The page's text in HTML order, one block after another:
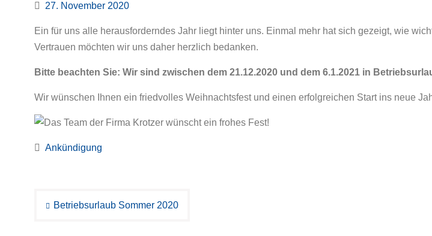
27. November 2020
Ein für uns alle herausforderndes Jahr liegt hinter uns. Einmal mehr hat sich gezeigt, wie
Vertrauen möchten wir uns daher herzlich bedanken.
Bitte beachten Sie: Wir sind zwischen dem 21.12.2020 und dem 6.1.2021 in
Wir wünschen Ihnen ein friedvolles Weihnachtsfest und einen erfolgreichen Start ins neue
Ankündigung
Beitragsnavigation
Betriebsurlaub Sommer 2020